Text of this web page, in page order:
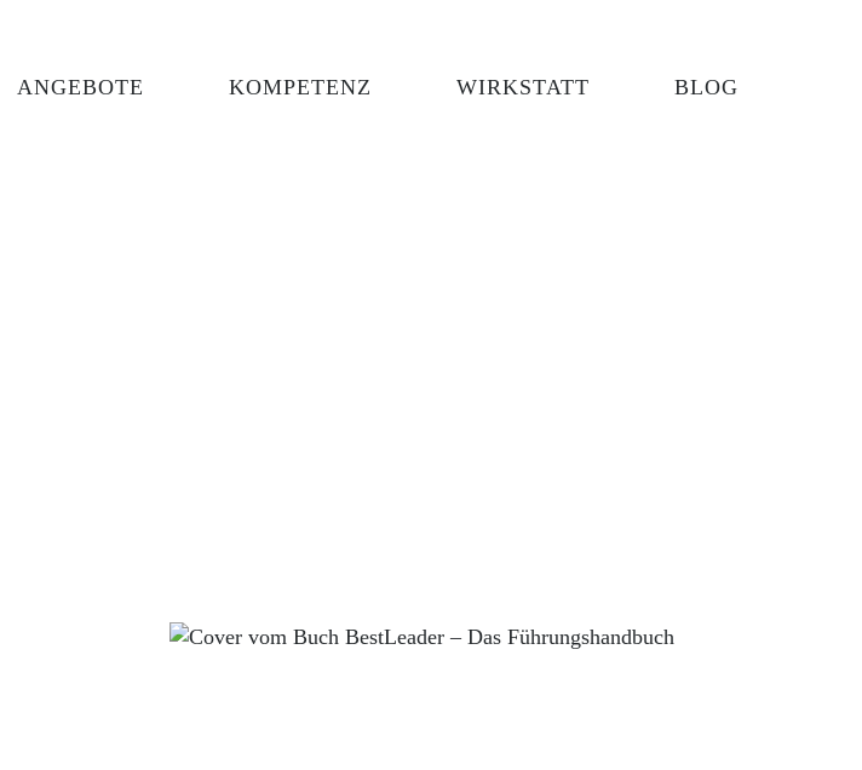
ANGEBOTE KOMPETENZ WIRKSTATT BLOG